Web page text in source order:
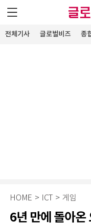
전체기사 글로벌비즈 종
HOME > ICT > 게임
6년 만에 돌아